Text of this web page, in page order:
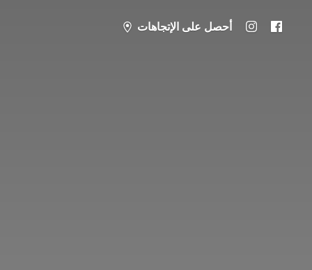
أحصل على الإتجاهات